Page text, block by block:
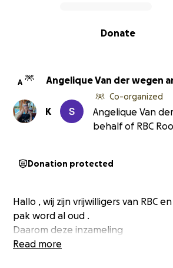
Donate
A Angelique Van der wegen
K
Co-organized
Angelique Van
behalf of RBC
Donation protected
Hallo , wij zijn vrijwilligers van
pak word al oud .
Daarom deze inzameling
Read more